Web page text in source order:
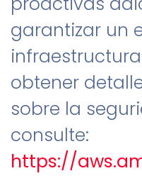
garantizar un
obtener
sobre la
consulte:
https://